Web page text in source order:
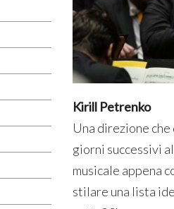
Kirill Petrenko
Una direzione
giorni successivi
musicale appena
stilare una lista